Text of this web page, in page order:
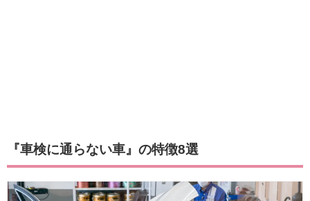
『車検に通らない車』の特徴8選